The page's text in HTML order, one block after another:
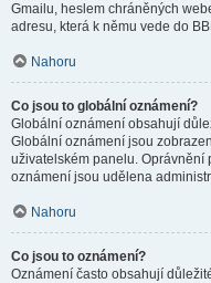
Gmailu, heslem chráněných
adresu, která k němu vede do
Nahoru
Co jsou to globální oznámení?
Globální oznámení obsahují
Globální oznámení jsou
uživatelském panelu.
oznámení jsou udělena
Nahoru
Co jsou to oznámení?
Oznámení často obsahují